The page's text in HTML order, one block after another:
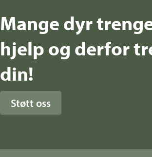
Mange dyr
hjelp og derfor
din!
Støtt oss